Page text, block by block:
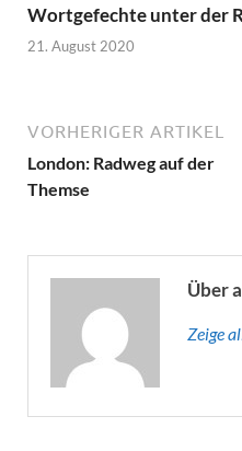
Wortgefechte unter der
21. August 2020
VORHERIGER ARTIKEL
London: Radweg auf der
Themse
Über
Zeige